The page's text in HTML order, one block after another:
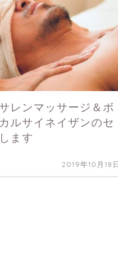
レンマッサージ＆ボ
ルサイネイザンのセ
ます
2019年10月18